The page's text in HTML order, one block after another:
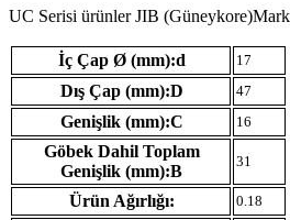
UC Serisi ürünler JIB
İç Çap Ø (mm):d 17
Dış Çap (mm):D 47
Genişlik (mm):C 16
Göbek Dahil Toplam
Genişlik (mm):B
31
Ürün Ağırlığı: 0.18